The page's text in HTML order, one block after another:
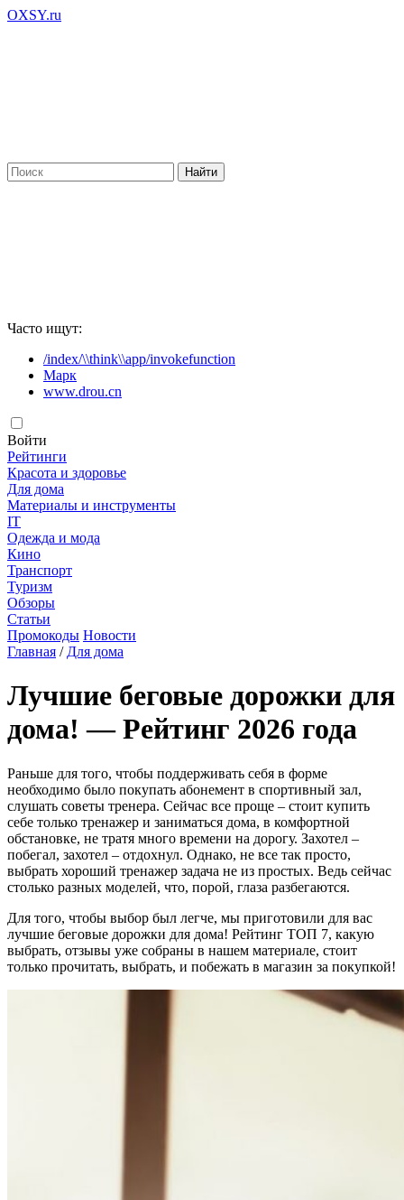
OXSY.ru
Часто ищут:
/index/\\think\\app/invokefunction
Марк
www.drou.cn
Войти
Рейтинги
Красота и здоровье
Для дома
Материалы и инструменты
IT
Одежда и мода
Кино
Транспорт
Туризм
Обзоры
Статьи
Промокоды Новости
Главная / Для дома
Лучшие беговые дорожки для
дома! — Рейтинг 2026 года
Раньше для того, чтобы поддерживать себя в форме
необходимо было покупать абонемент в спортивный зал,
слушать советы тренера. Сейчас все проще – стоит купить
себе только тренажер и заниматься дома, в комфортной
обстановке, не тратя много времени на дорогу. Захотел –
побегал, захотел – отдохнул. Однако, не все так просто,
выбрать хороший тренажер задача не из простых. Ведь сейчас
столько разных моделей, что, порой, глаза разбегаются.
Для того, чтобы выбор был легче, мы приготовили для вас
лучшие беговые дорожки для дома! Рейтинг ТОП 7, какую
выбрать, отзывы уже собраны в нашем материале, стоит
только прочитать, выбрать, и побежать в магазин за покупкой!